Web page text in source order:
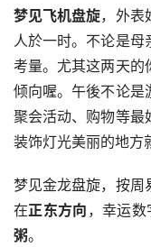
梦见飞机盘旋，外表
人於一时。不论是
考量。尤其这两天的
倾向喔。午後不论是
聚会活动、购物等最
梦见金龙盘旋，按周
在正东方向 ，幸运数
粥。